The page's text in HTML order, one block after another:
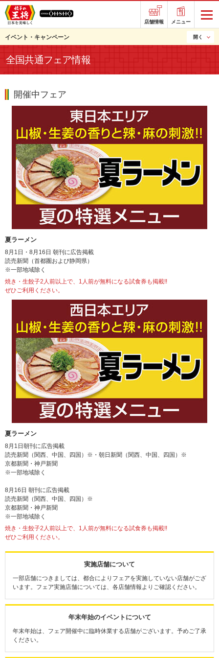
店舗情報 メニュー
イベント・キャンペーン 開く
全国共通フェア情報
開催中フェア
夏ラーメン
8月1日・8月16日 朝刊に広告掲載
読売新聞（首都圏および静岡県）
※一部地域除く
焼き・生餃子2人前以上で、1人前が無料になる試食券も掲載!!
ぜひご利用ください。
夏ラーメン
8月1日朝刊に広告掲載
読売新聞（関西、中国、四国）※・朝日新聞（関西、中国、四国）※
京都新聞・神戸新聞
※一部地域除く
8月16日 朝刊に広告掲載
読売新聞（関西、中国、四国）※
京都新聞・神戸新聞
※一部地域除く
焼き・生餃子2人前以上で、1人前が無料になる試食券も掲載!!
ぜひご利用ください。
実施店舗について
一部店舗につきましては、都合によりフェアを実施していない店舗がござ
います。フェア実施店舗については、各店舗情報よりご確認ください。
年末年始のイベントについて
年末年始は、フェア開催中に臨時休業する店舗がございます。予めご了承
ください。